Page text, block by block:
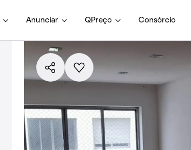
Anunciar QPreço Consórcio